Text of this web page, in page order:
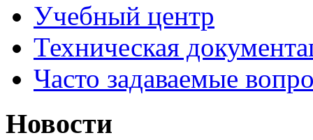
Учебный центр
Техническая
Часто задаваемые
Новости